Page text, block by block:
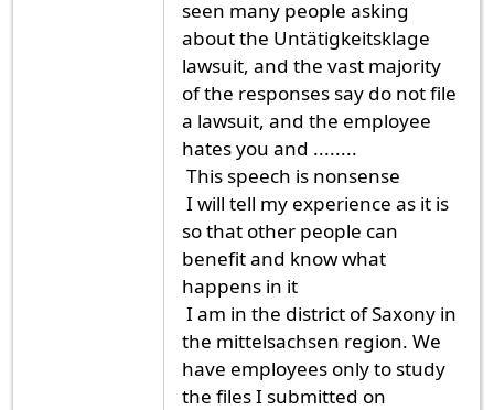
seen many people asking
about the Untätigkeitsklage
lawsuit, and the vast majority
of the responses say do not file
a lawsuit, and the employee
hates you and ........
This speech is nonsense
I will tell my experience as it is
so that other people can
benefit and know what
happens in it
I am in the district of Saxony in
the mittelsachsen region. We
have employees only to study
the files I submitted on